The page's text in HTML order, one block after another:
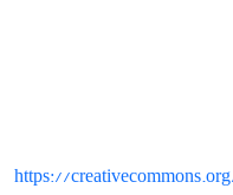
https://